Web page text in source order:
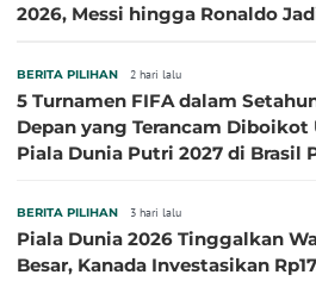
2026, Messi hingga Ronaldo
BERITA PILIHAN 2 hari lalu
5 Turnamen FIFA dalam
Depan yang Terancam Diboikot
Piala Dunia Putri 2027 di Brasil
BERITA PILIHAN 3 hari lalu
Piala Dunia 2026 Tinggalkan
Besar, Kanada Investasikan